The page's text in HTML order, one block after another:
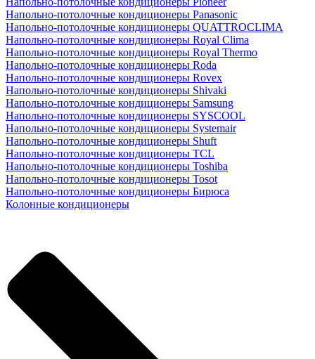
Напольно-потолочные кондиционеры Panasonic
Напольно-потолочные кондиционеры QUATTROCLIMA
Напольно-потолочные кондиционеры Royal Clima
Напольно-потолочные кондиционеры Royal Thermo
Напольно-потолочные кондиционеры Roda
Напольно-потолочные кондиционеры Rovex
Напольно-потолочные кондиционеры Shivaki
Напольно-потолочные кондиционеры Samsung
Напольно-потолочные кондиционеры SYSCOOL
Напольно-потолочные кондиционеры Systemair
Напольно-потолочные кондиционеры Shuft
Напольно-потолочные кондиционеры TCL
Напольно-потолочные кондиционеры Toshiba
Напольно-потолочные кондиционеры Tosot
Напольно-потолочные кондиционеры Бирюса
Колонные кондиционеры